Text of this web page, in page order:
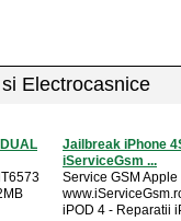
Electrocasnice
Jailbreak iPhone
iServiceGsm ...
Service GSM
iPOD 4 - Reparatii